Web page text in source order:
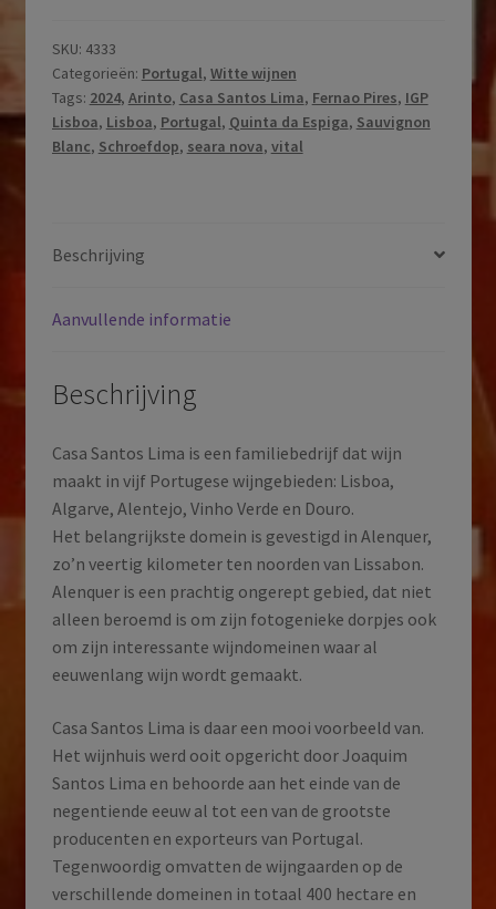
Casa
Santos
Lima
|
Branco
|
|
2024
SKU: 4333
Categorieën: Portugal, Witte wijnen
Tags: 2024, Arinto, Casa Santos Lima, Fernao Pires, IGP
Lisboa, Lisboa, Portugal, Quinta da Espiga, Sauvignon
Blanc, Schroefdop, seara nova, vital
Beschrijving
Aanvullende informatie
Beschrijving
Casa Santos Lima is een familiebedrijf dat wijn
maakt in vijf Portugese wijngebieden: Lisboa,
Algarve, Alentejo, Vinho Verde en Douro.
Het belangrijkste domein is gevestigd in Alenquer,
zo’n veertig kilometer ten noorden van Lissabon.
Alenquer is een prachtig ongerept gebied, dat niet
alleen beroemd is om zijn fotogenieke dorpjes ook
om zijn interessante wijndomeinen waar al
eeuwenlang wijn wordt gemaakt.
Casa Santos Lima is daar een mooi voorbeeld van.
Het wijnhuis werd ooit opgericht door Joaquim
Santos Lima en behoorde aan het einde van de
negentiende eeuw al tot een van de grootste
producenten en exporteurs van Portugal.
Tegenwoordig omvatten de wijngaarden op de
verschillende domeinen in totaal 400 hectare en